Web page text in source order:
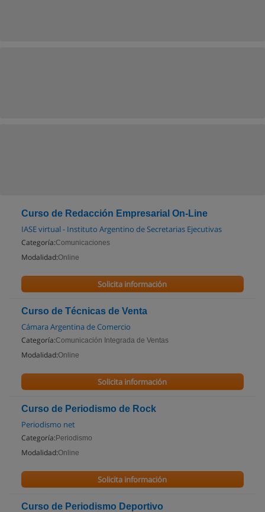
Curso de Redacción Empresarial On-Line
IASE virtual - Instituto Argentino de Secretarias Ejecutivas
Categoría:Comunicaciones
Modalidad:Online
Solicita información
Curso de Técnicas de Venta
Cámara Argentina de Comercio
Categoría:Comunicación Integrada de Ventas
Modalidad:Online
Solicita información
Curso de Periodismo de Rock
Periodismo net
Categoría: Periodismo
Modalidad:Online
Solicita información
Curso de Periodismo Deportivo